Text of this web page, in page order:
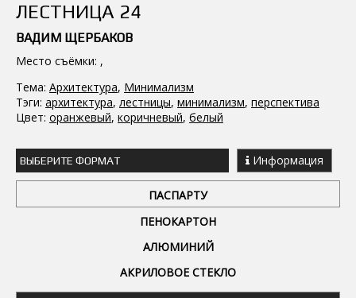
ЛЕСТНИЦА 24
ВАДИМ ЩЕРБАКОВ
Место съёмки: ,
Тема: Архитектура, Минимализм
Тэги: архитектура, лестницы, минимализм, перспектива
Цвет: оранжевый, коричневый, белый
ВЫБЕРИТЕ ФОРМАТ Информация
ПАСПАРТУ
ПЕНОКАРТОН
АЛЮМИНИЙ
АКРИЛОВОЕ СТЕКЛО